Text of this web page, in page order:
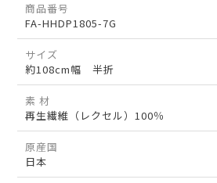
商品番号
FA-HHDP1805-7G
サイズ
約108cm幅 半折
素 材
再生繊維（レクセル）100％
原産国
日本